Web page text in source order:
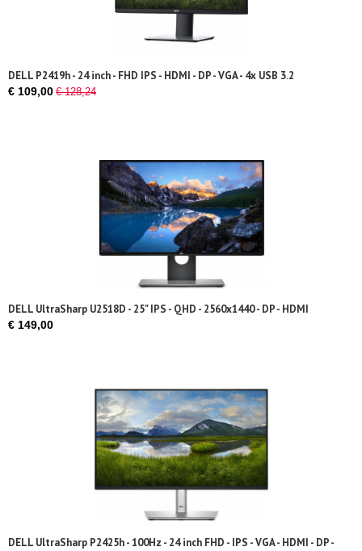
DELL P2419h - 24 inch - FHD IPS - HDMI - DP - VGA - 4x USB 3.2
€ 109,00 € 128,24
DELL UltraSharp U2518D - 25" IPS - QHD - 2560x1440 - DP - HDMI
€ 149,00
DELL UltraSharp P2425h - 100Hz - 24 inch FHD - IPS - VGA - HDMI - DP -